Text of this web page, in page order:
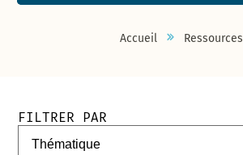
Accueil Ressources
Filtres de recherche des documents
FILTRER PAR
Filtrer par thématique